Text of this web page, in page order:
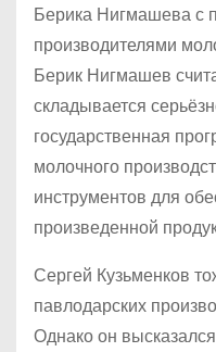
Берика Нигмашева с
производителями
Берик Нигмашев
складывается
государственная
молочного
инструментов для
произведенной
Сергей Кузьменков
павлодарских
Однако он